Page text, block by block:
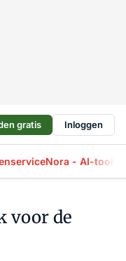
gratis Inloggen
Nora - AI-tool
voor de